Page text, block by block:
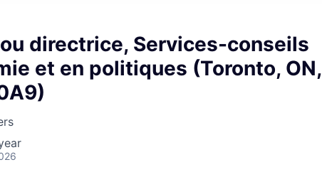
directrice, Services-conseils
et en politiques (Toronto, ON,